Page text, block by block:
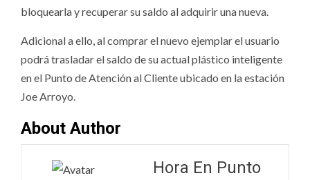
bloquearla y recuperar su saldo al adquirir una nueva.
Adicional a ello, al comprar el nuevo ejemplar el usuario
podrá trasladar el saldo de su actual plástico inteligente
en el Punto de Atención al Cliente ubicado en la estación
Joe Arroyo.
About Author
Hora En Punto